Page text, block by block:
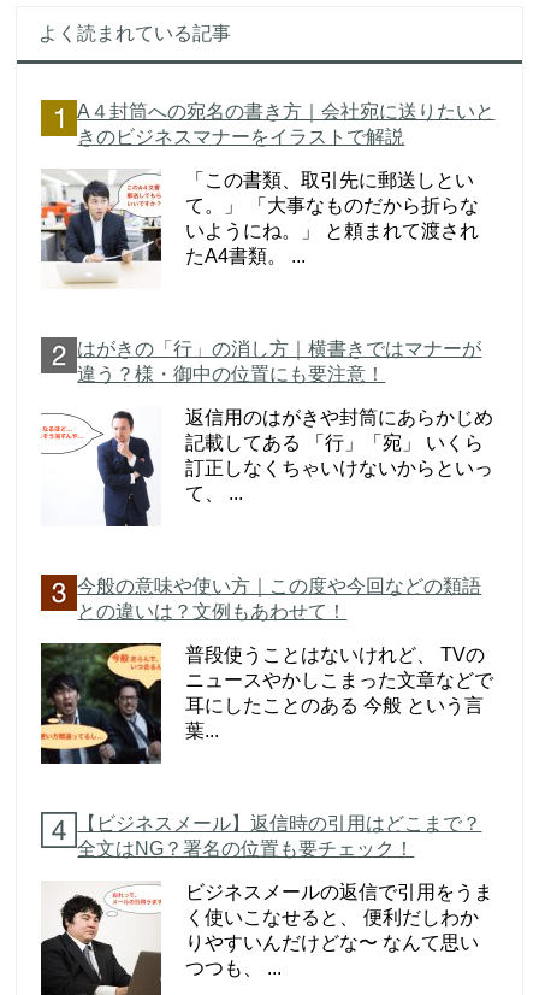
よく読まれている記事
A４封筒への宛名の書き方｜会社宛に送りたいと
きのビジネスマナーをイラストで解説
「この書類、取引先に郵送しとい
て。」 「大事なものだから折らな
いようにね。」 と頼まれて渡され
たA4書類。 ...
はがきの「行」の消し方｜横書きではマナーが
違う？様・御中の位置にも要注意！
返信用のはがきや封筒にあらかじめ
記載してある 「行」「宛」 いくら
訂正しなくちゃいけないからといっ
て、 ...
今般の意味や使い方｜この度や今回などの類語
との違いは？文例もあわせて！
普段使うことはないけれど、 TVの
ニュースやかしこまった文章などで
耳にしたことのある 今般 という言
葉...
【ビジネスメール】返信時の引用はどこまで？
全文はNG？署名の位置も要チェック！
ビジネスメールの返信で引用をうま
く使いこなせると、 便利だしわか
りやすいんだけどな〜 なんて思い
つつも、 ...